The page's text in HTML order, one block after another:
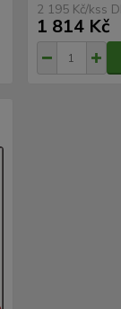
2 195 Kč/ks
1 814 Kč